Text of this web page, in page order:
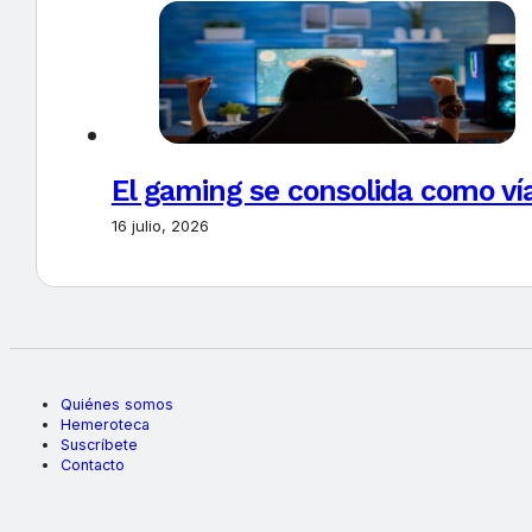
El gaming se consolida como
16 julio, 2026
Quiénes somos
Hemeroteca
Suscríbete
Contacto